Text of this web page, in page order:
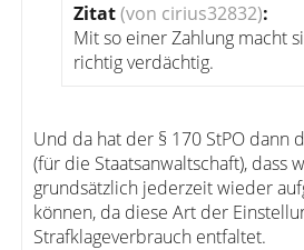
Zitat(von cirius32832):
Mit so einer Zahlung macht
richtig verdächtig.
Und da hat der § 170 StPO dann
(für die Staatsanwaltschaft), dass
grundsätzlich jederzeit wieder
können, da diese Art der
Strafklageverbrauch entfaltet.